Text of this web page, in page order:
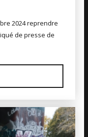
2024 reprendre
de presse de